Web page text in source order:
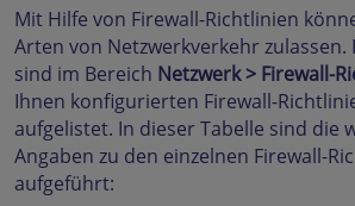
Mit Hilfe von Firewall-Richtlinien
Arten von Netzwerkverkehr zulassen.
sind im Bereich Netzwerk > Firewall-
Ihnen konfigurierten Firewall-
aufgelistet. In dieser Tabelle sind die
Angaben zu den einzelnen Firewall-
aufgeführt: